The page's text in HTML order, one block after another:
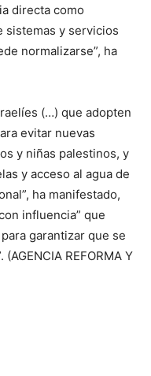
directa como
sistemas y servicios
normalizarse”, ha
(…) que adopten
evitar nuevas
y niñas palestinos, y
y acceso al agua de
ha manifestado,
influencia” que
garantizar que se
REFORMA Y